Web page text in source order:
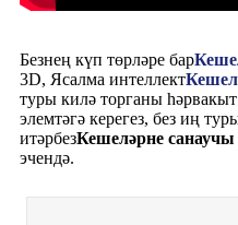
Безнең күп төрләре бар
3D, Ясалма интеллект
туры килә торганы
элемтәгә керегез, без иң
итәрбезКешеләрне санаучы
эчендә.